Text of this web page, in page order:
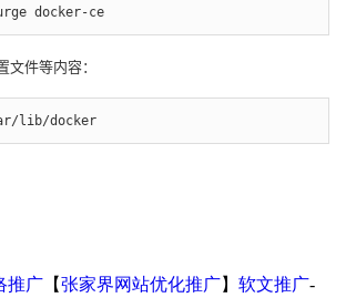
docker-ce
件等内容：
lib/docker
推广 【张家界网站优化推广】 软文推广-